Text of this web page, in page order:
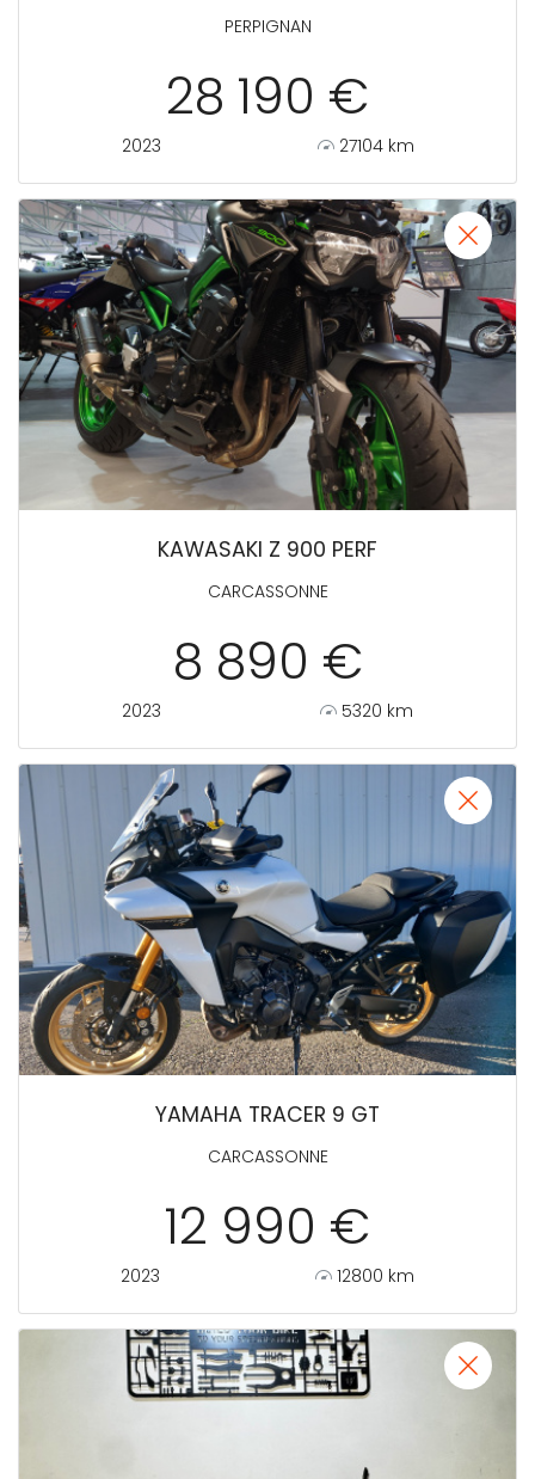
PERPIGNAN
28 190 €
2023 27104 km
KAWASAKI Z 900 PERF
CARCASSONNE
8 890 €
2023 5320 km
YAMAHA TRACER 9 GT
CARCASSONNE
12 990 €
2023 12800 km